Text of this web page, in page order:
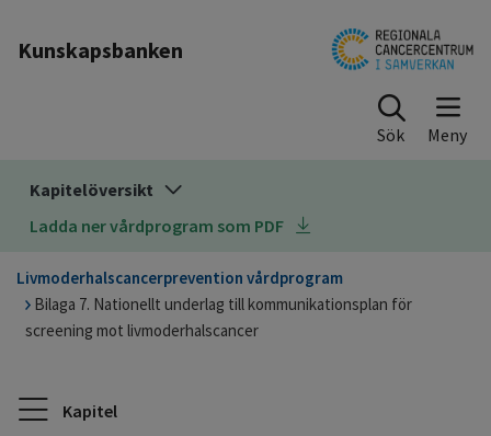
Kunskapsbanken
Sök
Kapitelöversikt
Ladda ner vårdprogram som PDF
Livmoderhalscancerprevention vårdprogram
Bilaga 7. Nationellt underlag till kommunikationsplan för
screening mot livmoderhalscancer
Kapitel